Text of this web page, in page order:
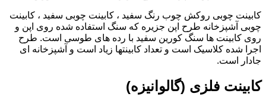
کابینت چوبی روکش چوب رنگ سفید ، کابینت چوبی سفید ، کابینت
چوبی آشپزخانه طرح اپن جزیره که سنگ استفاده شده روی اپن و
روی کابینت ها سنگ کورین سفید با رده های طوسی است. طرح
اجرا شده کلاسیک است و تعداد کابینتها زیاد است و آشپزخانه ای
جادار است.
کابینت فلزی (گالوانیزه)